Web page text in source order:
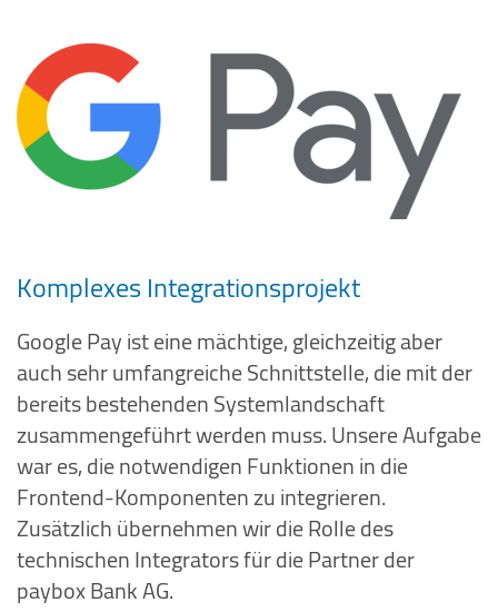
Komplexes Integrationsprojekt
Google Pay ist eine mächtige, gleichzeitig aber
auch sehr umfangreiche Schnittstelle, die mit der
bereits bestehenden Systemlandschaft
zusammengeführt werden muss. Unsere Aufgabe
war es, die notwendigen Funktionen in die
Frontend-Komponenten zu integrieren.
Zusätzlich übernehmen wir die Rolle des
technischen Integrators für die Partner der
paybox Bank AG.